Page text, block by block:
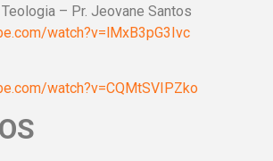
– Pr. Jeovane Santos
watch?v=lMxB3pG3Ivc
watch?v=CQMtSVIPZko